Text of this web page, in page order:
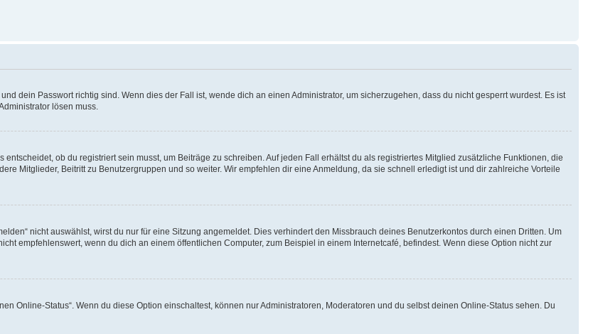
dein Passwort richtig sind. Wenn dies der Fall ist, wende dich an einen Administrator, um sicherzugehen, dass du nicht gesperrt wurdest. Es ist
lösen muss.
ob du registriert sein musst, um Beiträge zu schreiben. Auf jeden Fall erhältst du als registriertes Mitglied zusätzliche Funktionen, die
Mitglieder, Beitritt zu Benutzergruppen und so weiter. Wir empfehlen dir eine Anmeldung, da sie schnell erledigt ist und dir zahlreiche Vorteile
nicht auswählst, wirst du nur für eine Sitzung angemeldet. Dies verhindert den Missbrauch deines Benutzerkontos durch einen Dritten. Um
empfehlenswert, wenn du dich an einem öffentlichen Computer, zum Beispiel in einem Internetcafé, befindest. Wenn diese Option nicht zur
Online-Status“. Wenn du diese Option einschaltest, können nur Administratoren, Moderatoren und du selbst deinen Online-Status sehen. Du